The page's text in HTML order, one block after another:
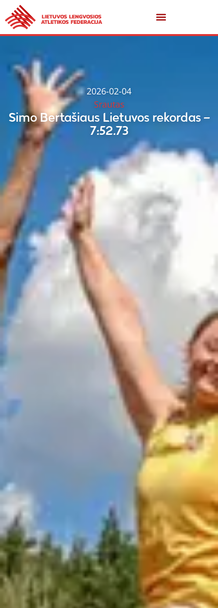
2026-02-04
Srautas
Simo Bertašiaus Lietuvos rekordas –
7:52.73